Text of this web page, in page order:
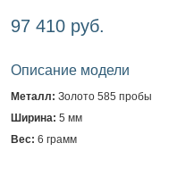
97 410 руб.
Описание модели
Металл: Золото 585 пробы
Ширина: 5 мм
Вес: 6 грамм